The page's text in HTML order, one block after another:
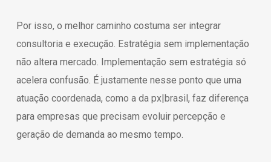
Por isso, o melhor caminho costuma ser integrar
consultoria e execução. Estratégia sem implementação
não altera mercado. Implementação sem estratégia só
acelera confusão. É justamente nesse ponto que uma
atuação coordenada, como a da px|brasil, faz diferença
para empresas que precisam evoluir percepção e
geração de demanda ao mesmo tempo.